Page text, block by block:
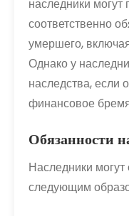
наследники могут
соответственно
умершего,
Однако у
наследства, если
финансовое
Обязанности
Наследники могут
следующим